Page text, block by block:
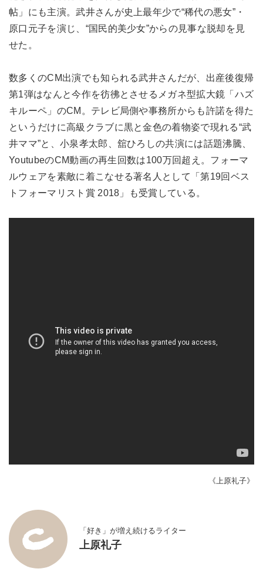
帖」にも主演。武井さんが史上最年少で“稀代の悪女”・
原口元子を演じ、“国民的美少女”からの見事な脱却を見
せた。
数多くのCM出演でも知られる武井さんだが、出産後復帰
第1弾はなんと今作を彷彿とさせるメガネ型拡大鏡「ハズ
キルーペ」のCM。テレビ局側や事務所からも許諾を得た
というだけに高級クラブに黒と金色の着物姿で現れる“武
井ママ”と、小泉孝太郎、舘ひろしの共演には話題沸騰、
YoutubeのCM動画の再生回数は100万回超え。フォーマ
ルウェアを素敵に着こなせる著名人として「第19回ベス
トフォーマリスト賞 2018」も受賞している。
《上原礼子》
「好き」が増え続けるライター
上原礼子